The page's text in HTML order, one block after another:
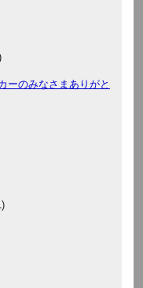
ーのみなさまありがと